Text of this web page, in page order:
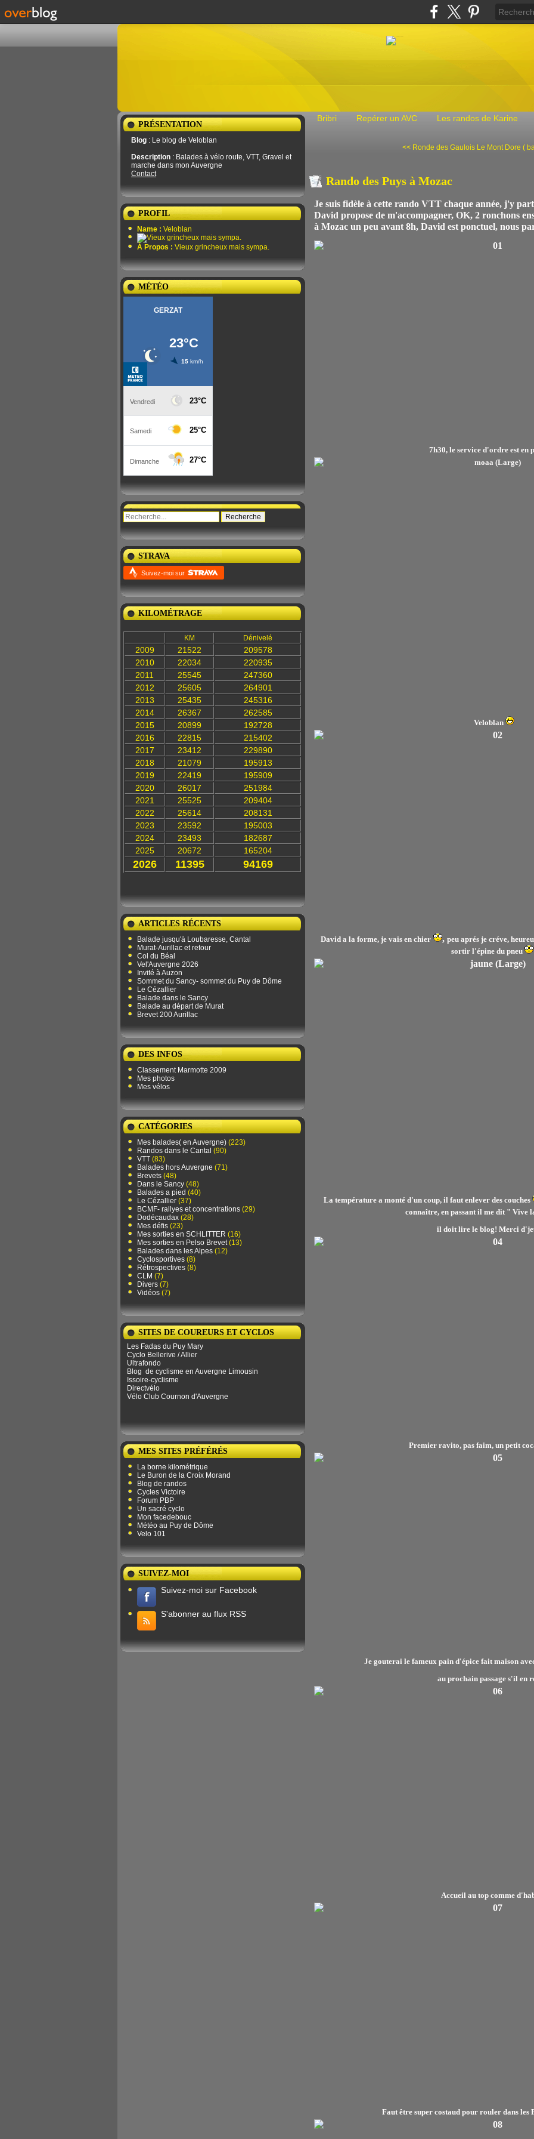
PRÉSENTATION
Blog : Le blog de Veloblan
Description : Balades à vélo route, VTT, Gravel et
marche dans mon Auvergne
Contact
PROFIL
Name : Veloblan
À Propos : Vieux grincheux mais sympa.
MÉTÉO
STRAVA
Suivez-moi sur
KILOMÉTRAGE
KM Dénivelé
2009 21522
209578
2010
22034
220935
2011
25545
247360
2012
25605
264901
2013
25435
245316
2014
26367
262585
2015
20899
192728
2016
22815
215402
2017
23412
229890
2018
21079
195913
2019
22419
195909
2020
26017
251984
2021
25525
209404
2022
25614
208131
2023
23592
195003
2024
23493
182687
2025
20672 165204
2026 11395 94169
ARTICLES RÉCENTS
Balade jusqu'à Loubaresse, Cantal
Murat-Aurillac et retour
Col du Béal
Vel'Auvergne 2026
Invité à Auzon
Sommet du Sancy- sommet du Puy de Dôme
Le Cézallier
Balade dans le Sancy
Balade au départ de Murat
Brevet 200 Aurillac
DES INFOS
Classement Marmotte 2009
Mes photos
Mes vélos
CATÉGORIES
Mes balades( en Auvergne) (223)
Randos dans le Cantal (90)
VTT (83)
Balades hors Auvergne (71)
Brevets (48)
Dans le Sancy (48)
Balades a pied (40)
Le Cézallier (37)
BCMF- rallyes et concentrations (29)
Dodécaudax (28)
Mes défis (23)
Mes sorties en SCHLITTER (16)
Mes sorties en Pelso Brevet(13)
Balades dans les Alpes (12)
Cyclosportives (8)
Rétrospectives (8)
CLM (7)
Divers (7)
Vidéos (7)
SITES DE COUREURS ET CYCLOS
Les Fadas du Puy Mary
Cyclo Bellerive / Allier
Ultrafondo
Blog de ​​cyclisme en Auvergne Limousin
Issoire-cyclisme
Directvélo
Vélo Club Cournon d'Auvergne
MES SITES PRÉFÉRÉS
La borne kilométrique
Le Buron de la Croix Morand
Blog de randos
Cycles Victoire
Forum PBP
Un sacré cyclo
Mon facedebouc
Météo au Puy de Dôme
Velo 101
SUIVEZ-MOI
Suivez-moi sur Facebook
S'abonner au flux RSS
Bribri Repérer un AVC Les randos de Karine
<< Ronde des Gaulois Le Mont Dore (
Rando des Puys à Mozac
Je suis fidèle à cette rando VTT chaque année, j'y
David propose de m'accompagner, OK, 2 ronchons
à Mozac un peu avant 8h, David est ponctuel, nous
7h30, le service d'ordre est en
Veloblan
David a la forme, je vais en chier ,peu aprés je créve,
sortir l'épine du pneu
La température a monté d'un coup, il faut enlever des couches
connaître, en passant il me dit "
il doit lire le blog! Merci
Premier ravito, pas faim, un petit
Je gouterai le fameux pain d'épice fait maison
au prochain passage s'il en
Accueil au top comme
Faut être super costaud pour rouler dans les